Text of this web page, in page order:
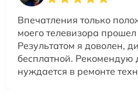
Впечатления только
моего телевизора
Результатом я доволен,
бесплатной. Рекомендую
нуждается в ремонте